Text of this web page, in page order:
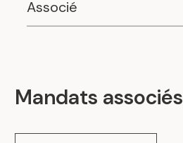
Associé
Mandats associés